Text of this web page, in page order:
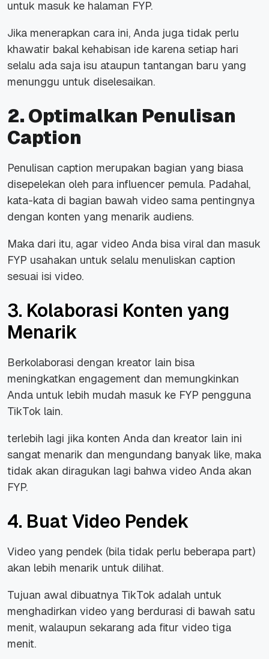
untuk masuk ke halaman FYP.
Jika menerapkan cara ini, Anda juga tidak perlu
khawatir bakal kehabisan ide karena setiap hari
selalu ada saja isu ataupun tantangan baru yang
menunggu untuk diselesaikan.
2. Optimalkan Penulisan
Caption
Penulisan caption merupakan bagian yang biasa
disepelekan oleh para influencer pemula. Padahal,
kata-kata di bagian bawah video sama pentingnya
dengan konten yang menarik audiens.
Maka dari itu, agar video Anda bisa viral dan masuk
FYP usahakan untuk selalu menuliskan caption
sesuai isi video.
3. Kolaborasi Konten yang
Menarik
Berkolaborasi dengan kreator lain bisa
meningkatkan engagement dan memungkinkan
Anda untuk lebih mudah masuk ke FYP pengguna
TikTok lain.
terlebih lagi jika konten Anda dan kreator lain ini
sangat menarik dan mengundang banyak like, maka
tidak akan diragukan lagi bahwa video Anda akan
FYP.
4. Buat Video Pendek
Video yang pendek (bila tidak perlu beberapa part)
akan lebih menarik untuk dilihat.
Tujuan awal dibuatnya TikTok adalah untuk
menghadirkan video yang berdurasi di bawah satu
menit, walaupun sekarang ada fitur video tiga
menit.